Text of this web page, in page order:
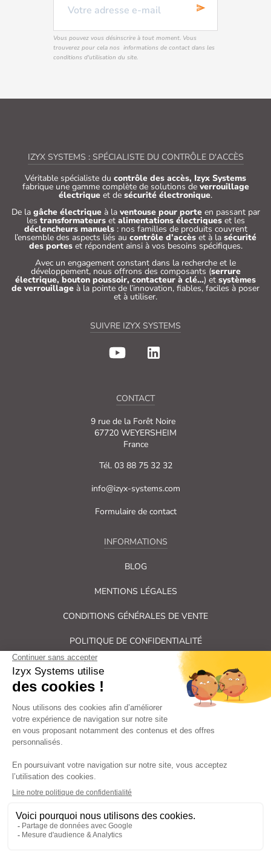
send
Vous pouvez vous désinscrire à tout moment. Vous
trouverez pour cela nos informations de contact dans les
conditions d'utilisation du site.
IZYX SYSTEMS : SPÉCIALISTE DU CONTRÔLE D'ACCÈS
Véritable spécialiste du contrôle des accès, Izyx Systems
fabrique une gamme complète de solutions de verrouillage
électrique et de sécurité électronique.
De la gâche électriqueà la ventouse pour porteen passant par
les transformateurset alimentations électriqueset les
déclencheurs manuels: nos familles de produits couvrent
l’ensemble des aspects liés au contrôle d’accès et à la sécurité
des porteset répondent ainsi à vos besoins spécifiques.
Avec un engagement constant dans la recherche et le
développement, nous offrons des composants (serrure
électrique, bouton poussoir, contacteur à clé…) et systèmes
de verrouillage à la pointe de l’innovation, fiables, faciles à poser
et à utiliser.
SUIVRE IZYX SYSTEMS
CONTACT
9 rue de la Forêt Noire
67720 WEYERSHEIM
France
Tél. 03 88 75 32 32
info@izyx-systems.com
Formulaire de contact
INFORMATIONS
BLOG
MENTIONS LÉGALES
CONDITIONS GÉNÉRALES DE VENTE
POLITIQUE DE CONFIDENTIALITÉ
Tous droits réservés Izyx Systems ©|
Contrôle des accès et verrouillage de porte : serrure électrique,